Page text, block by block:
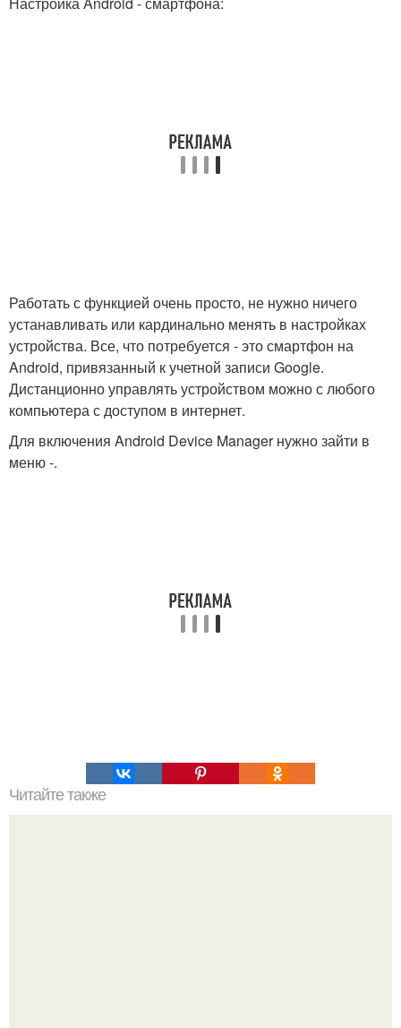
Работать с функцией очень просто, не нужно ничего
устанавливать или кардинально менять в настройках
устройства. Все, что потребуется - это смартфон на
Android, привязанный к учетной записи Google.
Дистанционно управлять устройством можно с любого
компьютера с доступом в интернет.
Для включения Android Device Manager нужно зайти в
меню -.
Читайте также